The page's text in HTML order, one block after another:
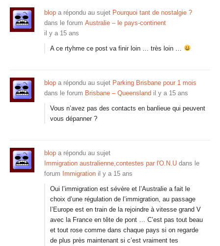
blop a répondu au sujet Pourquoi tant de nostalgie ?
dans le forum Australie – le pays-continent
il y a 15 ans
A ce rtyhme ce post va finir loin … très loin …
blop a répondu au sujet Parking Brisbane pour 1 mois
dans le forum Brisbane – Queensland il y a 15 ans
Vous n’avez pas des contacts en banlieue qui peuvent
vous dépanner ?
blop a répondu au sujet
Immigration australienne,contestes par l'O.N.U dans le
forum Immigration il y a 15 ans
Oui l’immigration est sévère et l’Australie a fait le
choix d’une régulation de l’immigration, au passage
l’Europe est en train de la rejoindre à vitesse grand V
avec la France en tête de pont … C’est pas tout beau
et tout rose comme dans chaque pays si on regarde
de plus près maintenant si c’est vraiment tes